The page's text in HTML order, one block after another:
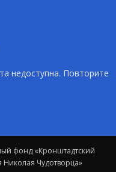
недоступна. Повторите
фонд «Кронштадтский
Чудотворца»